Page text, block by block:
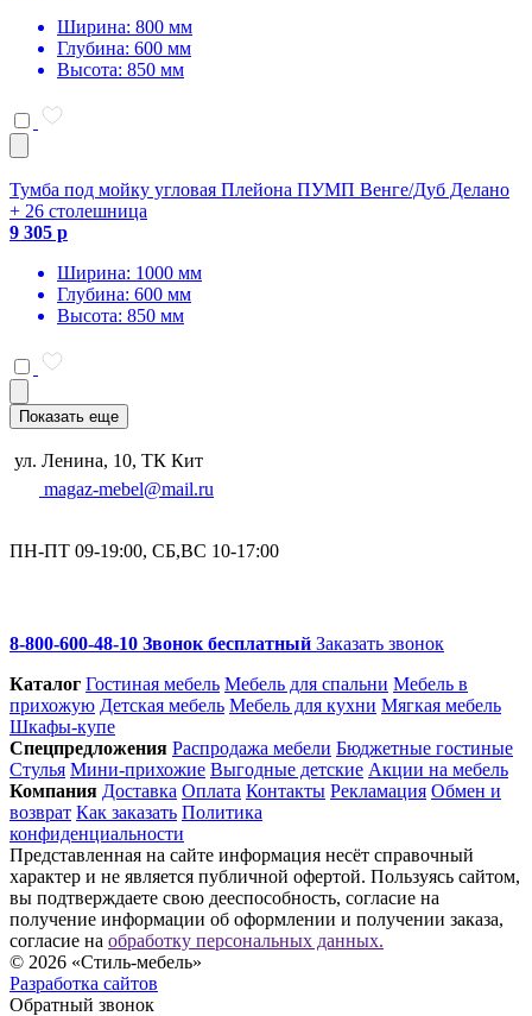
Ширина: 800 мм
Глубина: 600 мм
Высота: 850 мм
Тумба под мойку угловая Плейона ПУМП Венге/Дуб Делано
+ 26 столешница
9 305 р
Ширина: 1000 мм
Глубина: 600 мм
Высота: 850 мм
Показать еще
ул. Ленина, 10, ТК Кит
magaz-mebel@mail.ru
ПН-ПТ 09-19:00, СБ,ВС 10-17:00
8-800-600-48-10 Звонок бесплатный Заказать звонок
Каталог Гостиная мебель Мебель для спальни Мебель в
прихожую Детская мебель Мебель для кухни Мягкая мебель
Шкафы-купе
Спец­предложения Распродажа мебели Бюджетные гостиные
Стулья Мини-прихожие Выгодные детские Акции на мебель
Компания Доставка Оплата Контакты Рекламация Обмен и
возврат Как заказать Политика
конфиденциальности
Представленная на сайте информация несёт справочный
характер и не является публичной офертой. Пользуясь сайтом,
вы подтверждаете свою дееспособность, согласие на
получение информации об оформлении и получении заказа,
согласие на обработку персональных данных.
© 2026 «Стиль-мебель»
Разработка сайтов
Обратный звонок